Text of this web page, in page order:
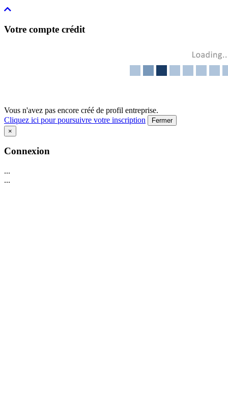
Votre compte crédit
Vous n'avez pas encore créé de profil entreprise.
Cliquez ici pour poursuivre votre inscription
Fermer
×
Connexion
...
...